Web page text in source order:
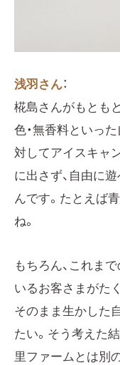
浅羽さん：
椛島さんがもとも
色・無香料といっ
対してアイスキャ
に出さず、自由に
んです。たとえば
ね。
もちろん、これま
いるお客さまがた
そのまま生かした
たい。そう考えた
里ファームとは別